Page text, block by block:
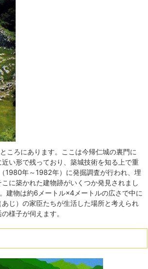
ころにあります。ここは今帰仁城の裏門に
い形で残っており、築城技術を知る上で重
1980年～1982年）に発掘調査が行われ、埋
に築かれた建物跡がいくつか発見されまし
建物は約6メートル×4メートルの広さで中に
じ）の家臣たちが生活した場所と考えられ
様子が伺えます。